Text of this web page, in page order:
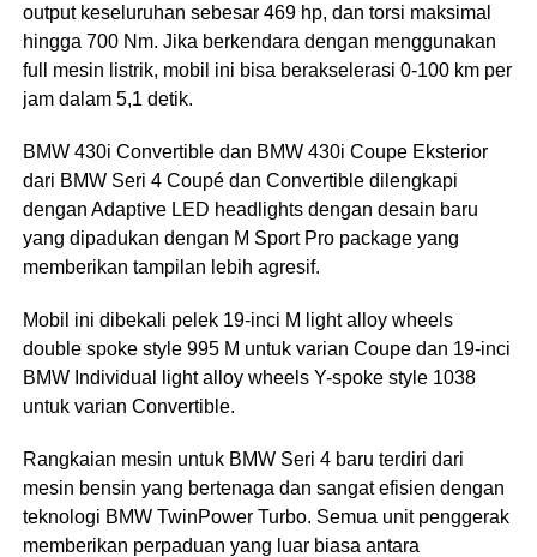
output keseluruhan sebesar 469 hp, dan torsi maksimal
hingga 700 Nm. Jika berkendara dengan menggunakan
full mesin listrik, mobil ini bisa berakselerasi 0-100 km per
jam dalam 5,1 detik.
BMW 430i Convertible dan BMW 430i Coupe Eksterior
dari BMW Seri 4 Coupé dan Convertible dilengkapi
dengan Adaptive LED headlights dengan desain baru
yang dipadukan dengan M Sport Pro package yang
memberikan tampilan lebih agresif.
Mobil ini dibekali pelek 19-inci M light alloy wheels
double spoke style 995 M untuk varian Coupe dan 19-inci
BMW Individual light alloy wheels Y-spoke style 1038
untuk varian Convertible.
Rangkaian mesin untuk BMW Seri 4 baru terdiri dari
mesin bensin yang bertenaga dan sangat efisien dengan
teknologi BMW TwinPower Turbo. Semua unit penggerak
memberikan perpaduan yang luar biasa antara